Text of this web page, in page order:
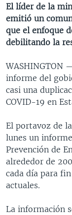
PANORAMA
ESTADOS
EL MUNDO AL
FORO [RADIO]
NOTA
SÍGANOS
Idiomas
El líder de la
emitió un
que el enfoque
debilitando la
WASHINGTON
informe del
casi una
COVID-19 en
El portavoz de
lunes un
Prevención de
alrededor de
cada día para
actuales.
La información